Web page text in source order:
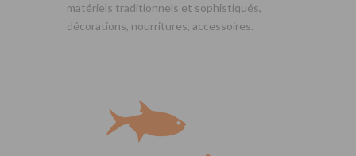
matériels traditionnels et sophistiqués,
décorations, nourritures, accessoires.